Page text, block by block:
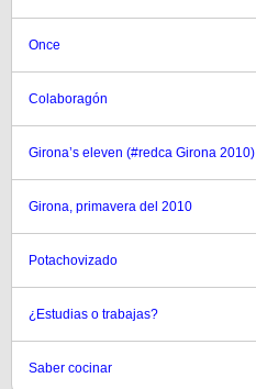
Once
Colaboragón
Girona’s eleven (#redca Girona 2010)
Girona, primavera del 2010
Potachovizado
¿Estudias o trabajas?
Saber cocinar